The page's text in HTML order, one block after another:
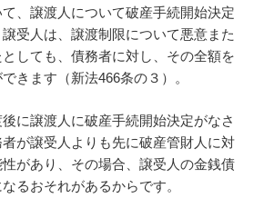
、譲渡人について破産手続開始決定
受人は、譲渡制限について悪意また
しても、債務者に対し、その全額を
きます（新法466条の３）。
に譲渡人に破産手続開始決定がなさ
が譲受人よりも先に破産管財人に対
があり、その場合、譲受人の金銭債
るおそれがあるからです。